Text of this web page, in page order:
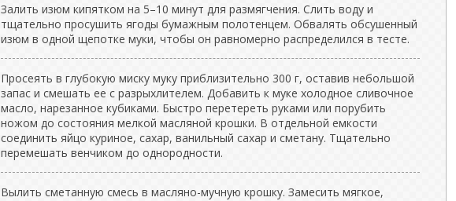
Залить изюм кипятком на 5–10 минут для размягчения. Слить воду и
тщательно просушить ягоды бумажным полотенцем. Обвалять обсушенный
изюм в одной щепотке муки, чтобы он равномерно распределился в тесте.
Просеять в глубокую миску муку приблизительно 300 г, оставив небольшой
запас и смешать ее с разрыхлителем. Добавить к муке холодное сливочное
масло, нарезанное кубиками. Быстро перетереть руками или порубить
ножом до состояния мелкой масляной крошки. В отдельной емкости
соединить яйцо куриное, сахар, ванильный сахар и сметану. Тщательно
перемешать венчиком до однородности.
Вылить сметанную смесь в масляно-мучную крошку. Замесить мягкое,